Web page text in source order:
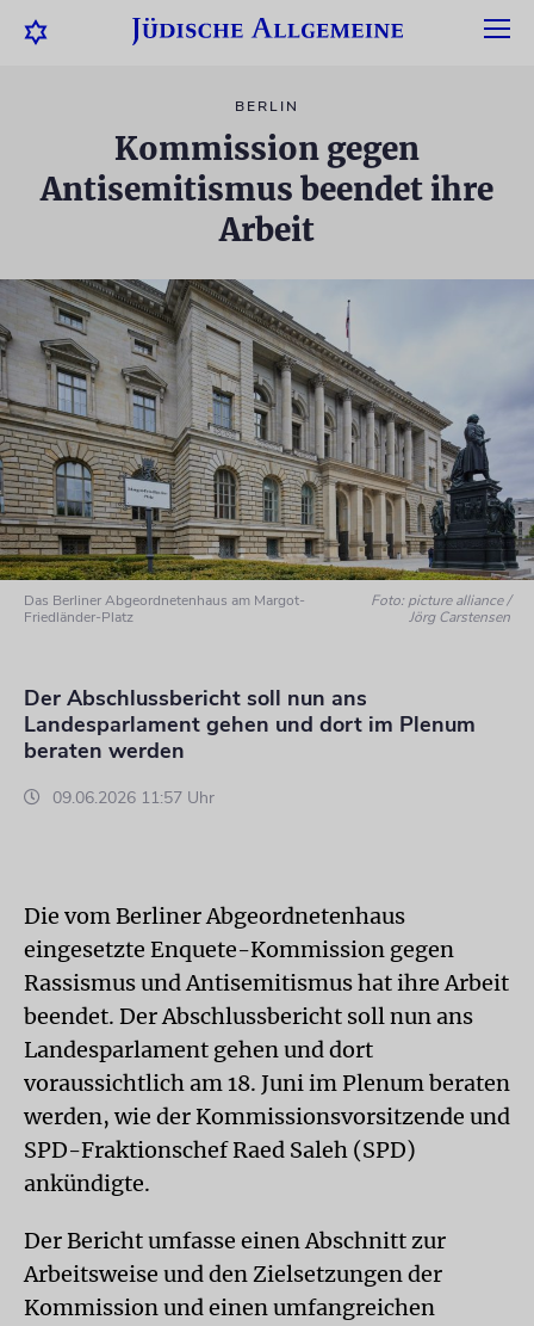
BERLIN
Kommission gegen
Antisemitismus beendet ihre
Arbeit
Das Berliner Abgeordnetenhaus am Margot-
Friedländer-Platz
Foto: picture alliance /
Jörg Carstensen
Der Abschlussbericht soll nun ans
Landesparlament gehen und dort im Plenum
beraten werden
09.06.2026 11:57 Uhr
Die vom Berliner Abgeordnetenhaus
eingesetzte Enquete-Kommission gegen
Rassismus und Antisemitismus hat ihre Arbeit
beendet. Der Abschlussbericht soll nun ans
Landesparlament gehen und dort
voraussichtlich am 18. Juni im Plenum beraten
werden, wie der Kommissionsvorsitzende und
SPD-Fraktionschef Raed Saleh (SPD)
ankündigte.
Der Bericht umfasse einen Abschnitt zur
Arbeitsweise und den Zielsetzungen der
Kommission und einen umfangreichen